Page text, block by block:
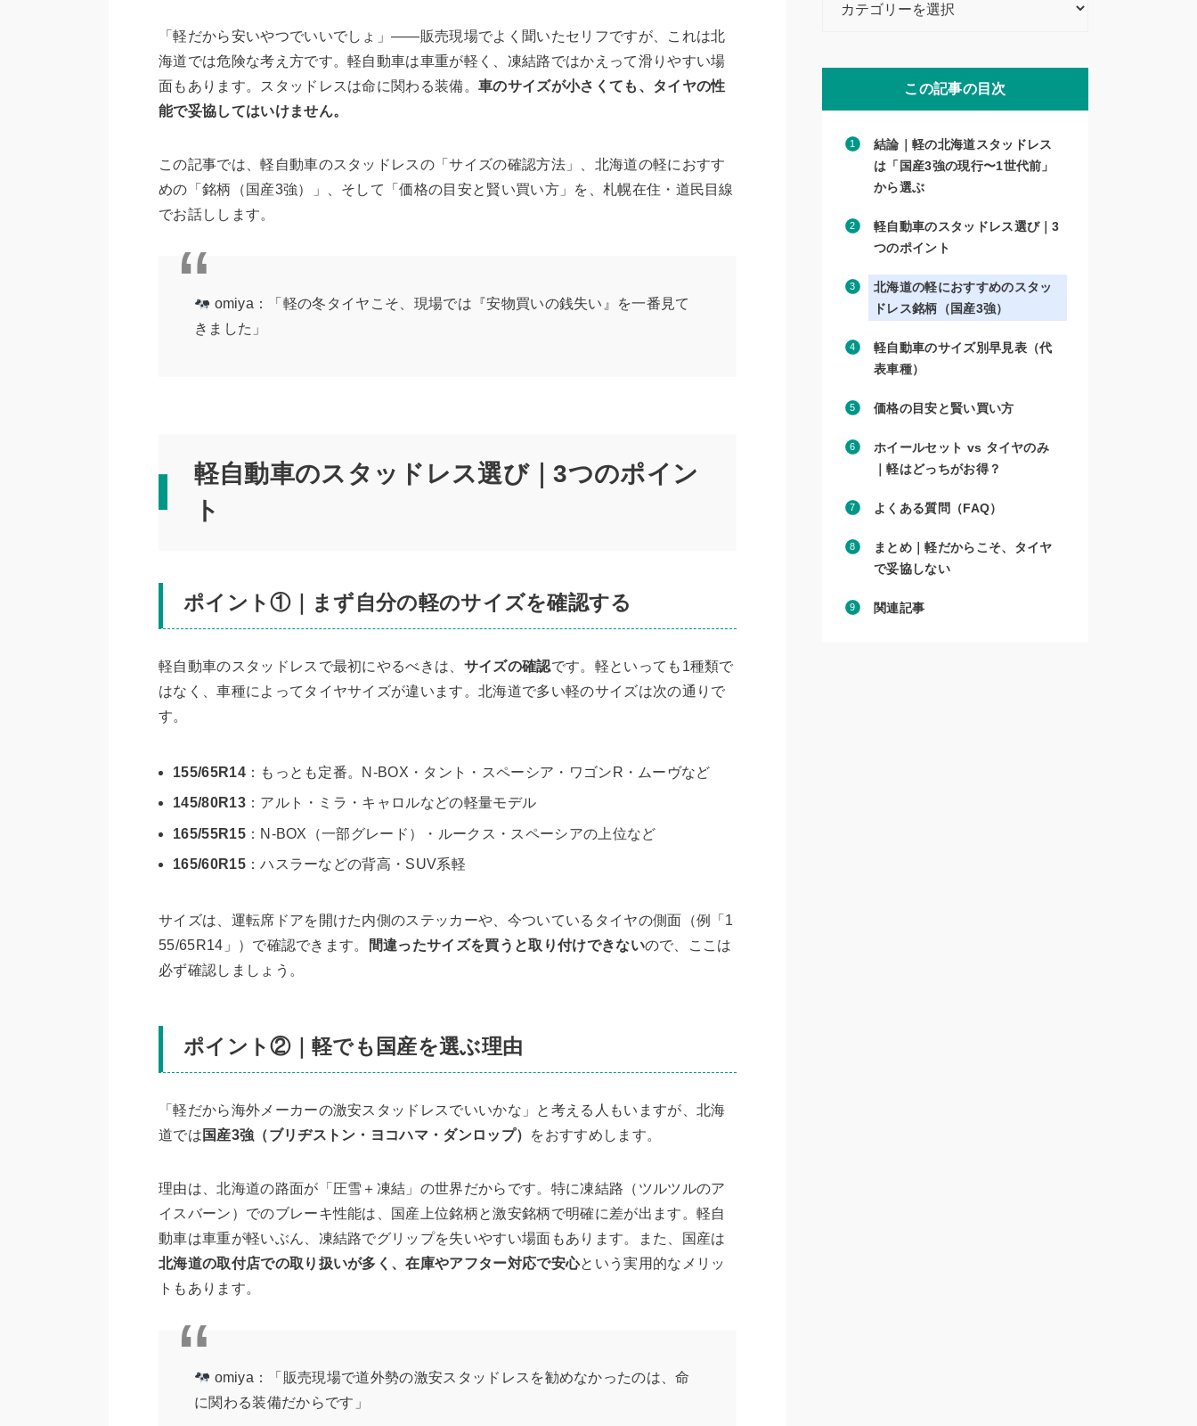
「軽だから安いやつでいいでしょ」——販売現場でよく聞いたセリフですが、これは北
海道では危険な考え方です。軽自動車は車重が軽く、凍結路ではかえって滑りやすい場
面もあります。スタッドレスは命に関わる装備。車のサイズが小さくても、タイヤの性
能で妥協してはいけません。
この記事では、軽自動車のスタッドレスの「サイズの確認方法」、北海道の軽におすす
めの「銘柄（国産3強）」、そして「価格の目安と賢い買い方」を、札幌在住・道民目線
でお話しします。
omiya：「軽の冬タイヤこそ、現場では『安物買いの銭失い』を一番見て
きました」
軽自動車のスタッドレス選び｜3つのポイン
ト
ポイント①｜まず自分の軽のサイズを確認する
軽自動車のスタッドレスで最初にやるべきは、 サイズの確認です。軽といっても1種類で
はなく、車種によってタイヤサイズが違います。北海道で多い軽のサイズは次の通りで
す。
155/65R14：もっとも定番。N-BOX・タント・スペーシア・ワゴンR・ムーヴなど
145/80R13：アルト・ミラ・キャロルなどの軽量モデル
165/55R15：N-BOX（一部グレード）・ルークス・スペーシアの上位など
165/60R15：ハスラーなどの背高・SUV系軽
サイズは、運転席ドアを開けた内側のステッカーや、今ついているタイヤの側面（例「1
55/65R14」）で確認できます。
間違ったサイズを買うと取り付けできないので、ここは
必ず確認しましょう。
ポイント②｜軽でも国産を選ぶ理由
「軽だから海外メーカーの激安スタッドレスでいいかな」と考える人もいますが、北海
道では 国産3強（ブリヂストン・ヨコハマ・ダンロップ） をおすすめします。
理由は、北海道の路面が「圧雪＋凍結」の世界だからです。特に凍結路（ツルツルのア
イスバーン）でのブレーキ性能は、国産上位銘柄と激安銘柄で明確に差が出ます。軽自
動車は車重が軽いぶん、凍結路でグリップを失いやすい場面もあります。また、国産は
北海道の取付店での取り扱いが多く、在庫やアフター対応で安心という実用的なメリッ
トもあります。
omiya：「販売現場で道外勢の激安スタッドレスを勧めなかったのは、命
に関わる装備だからです」
リ
この記事の目次
結論｜軽の北海道スタッドレス
は「国産3強の現行〜1世代前」
から選ぶ
軽自動車のスタッドレス選び｜3
つのポイント
北海道の軽におすすめのスタッ
ドレス銘柄（国産3強）
軽自動車のサイズ別早見表（代
表車種）
価格の目安と賢い買い方
ホイールセット vs タイヤのみ
｜軽はどっちがお得？
よくある質問（FAQ）
まとめ｜軽だからこそ、タイヤ
で妥協しない
関連記事